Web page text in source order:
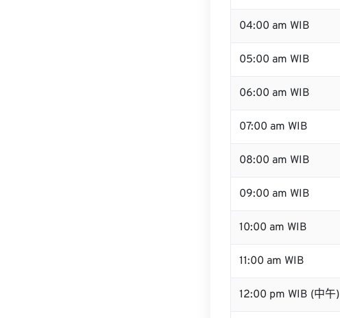
04:00 am WIB
05:00 am WIB
06:00 am WIB
07:00 am WIB
08:00 am WIB
09:00 am WIB
10:00 am WIB
11:00 am WIB
12:00 pm WIB (中午)